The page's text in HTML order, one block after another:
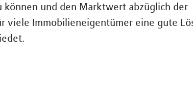
und den Marktwert abzüglich der
viele Immobilieneigentümer eine gute